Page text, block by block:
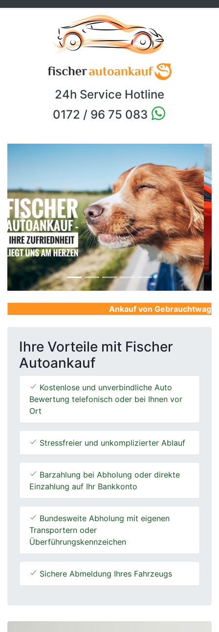
24h Service Hotline
0172 / 96 75 083
Previous Next
Ankauf von
Ihre Vorteile mit Fischer
Autoankauf
Kostenlose und unverbindliche Auto
Bewertung telefonisch oder bei Ihnen vor
Ort
Stressfreier und unkomplizierter Ablauf
Barzahlung bei Abholung oder direkte
Einzahlung auf Ihr Bankkonto
Bundesweite Abholung mit eigenen
Transportern oder
Überführungskennzeichen
Sichere Abmeldung Ihres Fahrzeugs